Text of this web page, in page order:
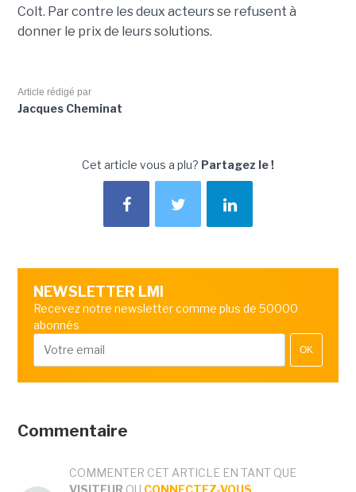
Colt. Par contre les deux acteurs se refusent à
donner le prix de leurs solutions.
Article rédigé par
Jacques Cheminat
Cet article vous a plu? Partagez le !
NEWSLETTER LMI
Recevez notre newsletter comme plus de 50000
abonnés
OK
Commentaire
COMMENTER CET ARTICLE EN TANT QUE
VISITEUR OU CONNECTEZ-VOUS